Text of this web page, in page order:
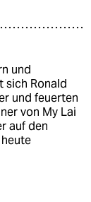
und
sich Ronald
und feuerten
von My Lai
auf den